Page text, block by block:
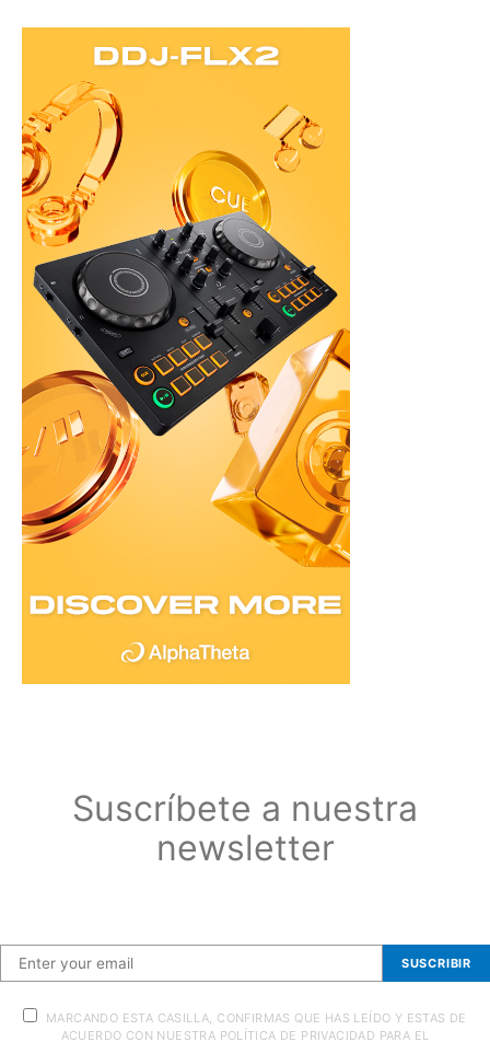
Suscríbete a nuestra
newsletter
SUSCRIBIR
MARCANDO ESTA CASILLA, CONFIRMAS QUE HAS LEÍDO Y ESTAS DE
ACUERDO CON NUESTRA POLÍTICA DE PRIVACIDAD PARA EL